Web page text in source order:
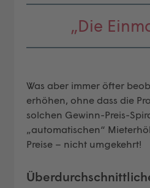
„Die
Was aber immer öfter
erhöhen, ohne dass die
solchen Gewinn-Preis-
„automatischen“
Preise – nicht umgekehrt!